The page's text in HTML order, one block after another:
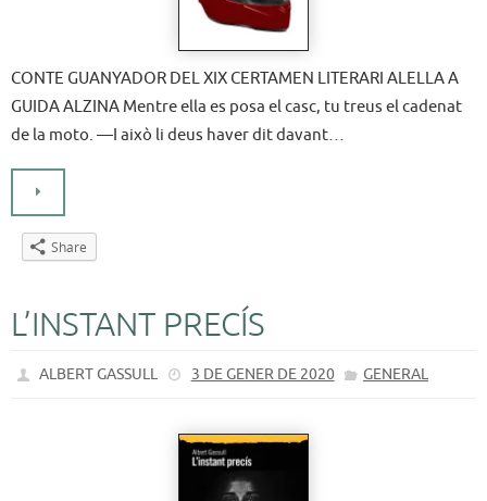
CONTE GUANYADOR DEL XIX CERTAMEN LITERARI ALELLA A
GUIDA ALZINA Mentre ella es posa el casc, tu treus el cadenat
de la moto. —I això li deus haver dit davant…
Share
L’INSTANT PRECÍS
ALBERT GASSULL 3 DE GENER DE 2020 GENERAL